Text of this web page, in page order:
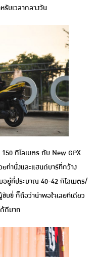
บเวลากลางวัน
กิโลเมตร กับ New GPX
ยท่านั่งและแฮนด์บาร์ที่กว้าง
ยู่ที่ประมาณ 40-42 กิโลเมตร/
ขี่ ก็ถือว่าน่าพอใจเลยทีเดียว
ดีมาก